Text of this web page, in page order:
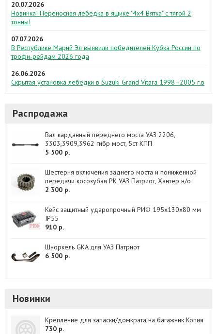
20.07.2026
Новинка! Переносная лебедка в ящике "4х4 Вятка" с тягой 2
тонны!
07.07.2026
В Республике Марий Эл выявили победителей Кубка России по
трофи-рейдам 2026 года
26.06.2026
Скрытая установка лебедки в Suzuki Grand Vitara 1998–2005 г.в
Распродажа
Вал карданный переднего моста УАЗ 2206,
3303,3909,3962 гибр мост, 5ст КПП
5 500 р.
Шестерня включения заднего моста и пониженной
передачи косозубая РК УАЗ Патриот, Хантер н/о
2 300 р.
Кейс защитный ударопрочный РИФ 195x130x80 мм
IP55
910 р.
Шноркель GKA для УАЗ Патриот
6 500 р.
Новинки
Крепление для запаски/домкрата на багажник Копия
730 р.